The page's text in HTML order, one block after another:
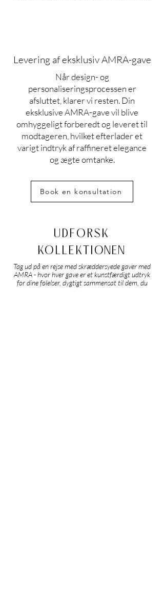
Levering af eksklusiv AMRA-gave
Når design- og
personaliseringsprocessen er
afsluttet, klarer vi resten. Din
eksklusive AMRA-gave vil blive
omhyggeligt forberedt og leveret til
modtageren, hvilket efterlader et
varigt indtryk af raffineret elegance
og ægte omtanke.
Book en konsultation
UDFORSK
KOLLEKTIONEN
Tag ud på en rejse med skræddersyede gaver med
AMRA - hvor hver gave er et kunstfærdigt udtryk
for dine følelser, dygtigt sammensat til dem, du
holder af.